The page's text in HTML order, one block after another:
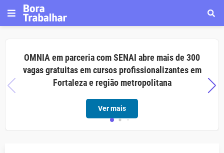
OMNIA em parceria com SENAI abre mais de 300
vagas gratuitas em cursos profissionalizantes em
Fortaleza e região metropolitana
Ver mais